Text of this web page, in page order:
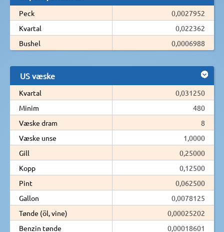
Peck
0,0027952
Kvartal
0,022362
Bushel
0,0006988
US væske
Kvartal
0,031250
Minim
480
Væske dram
8
Væske unse
1,0000
Gill
0,25000
Kopp
0,12500
Pint
0,062500
Gallon
0,0078125
Tønde (öl, vine)
0,00025202
Benzin tønde
0,00018601